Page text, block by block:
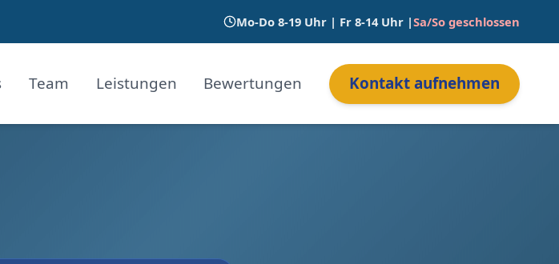
Mo-Do 8-19 Uhr | Fr 8-14 Uhr |Sa/So geschlossen
Team Leistungen Bewertungen Kontakt aufnehmen